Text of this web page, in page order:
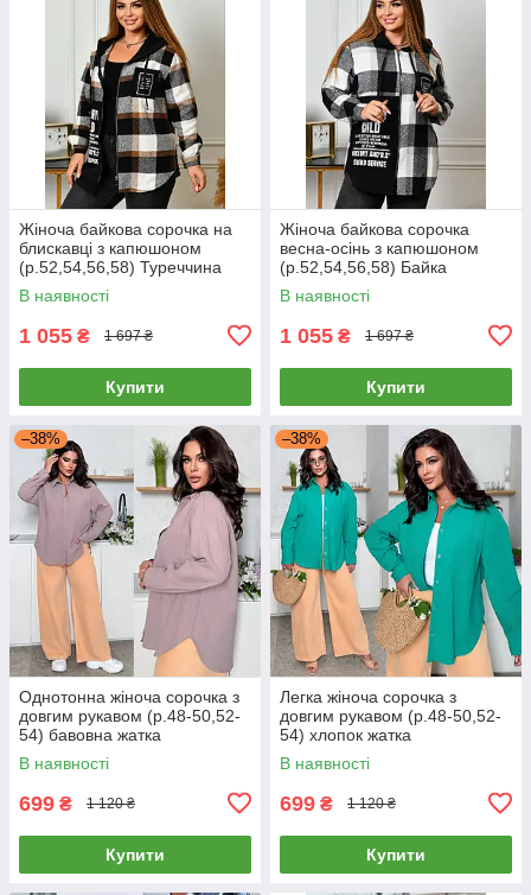
Жіноча байкова сорочка на
блискавці з капюшоном
(р.52,54,56,58) Туреччина
В наявності
1 055 ₴ 1 697 ₴
Купити
Жіноча байкова сорочка
весна-осінь з капюшоном
(р.52,54,56,58) Байка
В наявності
1 055 ₴ 1 697 ₴
Купити
–38%
Однотонна жіноча сорочка з
довгим рукавом (р.48-50,52-
54) бавовна жатка
В наявності
699 ₴ 1 120 ₴
Купити
–38%
Легка жіноча сорочка з
довгим рукавом (р.48-50,52-
54) хлопок жатка
В наявності
699 ₴ 1 120 ₴
Купити